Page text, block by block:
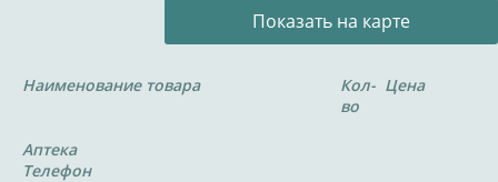
Показать на карте
Наименование товара
Кол-
во
Цена
Аптека
Телефон